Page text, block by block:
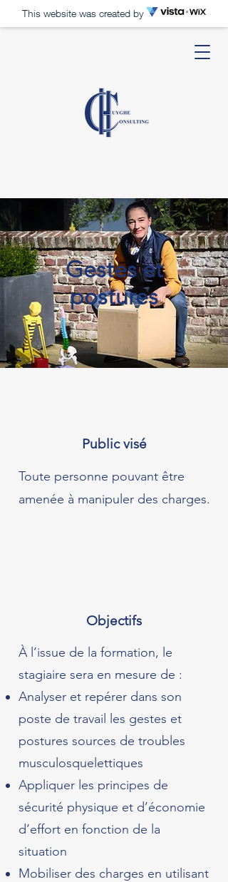
This website was created by
Gestes et
postures
Public visé
Toute personne pouvant être
amenée à manipuler des charges.
Objectifs
À l’issue de la formation, le
stagiaire sera en mesure de :
Analyser et repérer dans son
poste de travail les gestes et
postures sources de troubles
musculosquelettiques
Appliquer les principes de
sécurité physique et d’économie
d’effort en fonction de la
situation
Mobiliser des charges en utilisant